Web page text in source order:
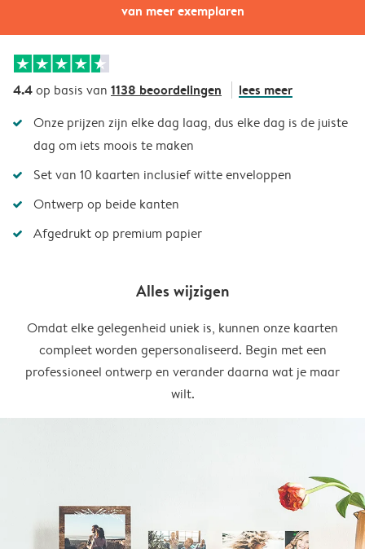
van meer exemplaren
4.4op basis van 1138 beoordelingen lees meer
Onze prijzen zijn elke dag laag, dus elke dag is de juiste
dag om iets moois te maken
Set van 10 kaarten inclusief witte enveloppen
Ontwerp op beide kanten
Afgedrukt op premium papier
Alles wijzigen
Omdat elke gelegenheid uniek is, kunnen onze kaarten
compleet worden gepersonaliseerd. Begin met een
professioneel ontwerp en verander daarna wat je maar
wilt.